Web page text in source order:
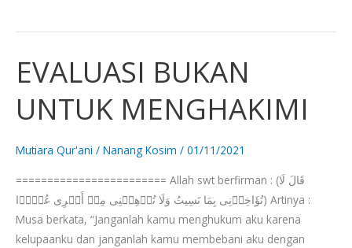
EVALUASI BUKAN
UNTUK MENGHAKIMI
Mutiara Qur'ani / Nanang Kosim / 01/11/2021
======================== Allah swt berfirman : (قَالَ لَا
تُؤَاخِذۡنِی بِمَا نَسِیتُ وَلَا تُرۡهِقۡنِی مِنۡ أَمۡرِی عُسۡرࣰا) Artinya :
Musa berkata, “Janganlah kamu menghukum aku karena
kelupaanku dan janganlah kamu mem­bebani aku dengan
EVALUASI
BUKAN
UNTUK
MENGHAKIMI